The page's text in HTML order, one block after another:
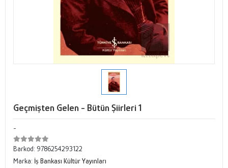
Geçmişten Gelen - Bütün Şiirleri 1
-
Barkod: 9786254293122
Marka: İş Bankası Kültür Yayınları